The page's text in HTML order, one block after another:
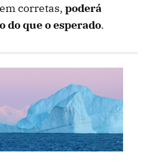
corretas, poderá
do que o esperado.